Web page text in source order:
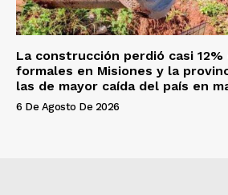
La construcción perdió casi
formales en Misiones y la
las de mayor caída del país en
6 De Agosto De 2026